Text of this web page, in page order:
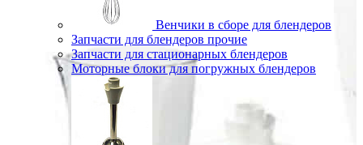
Венчики в сборе для блендеров
Запчасти для блендеров прочие
Запчасти для стационарных блендеров
Моторные блоки для погружных блендеров